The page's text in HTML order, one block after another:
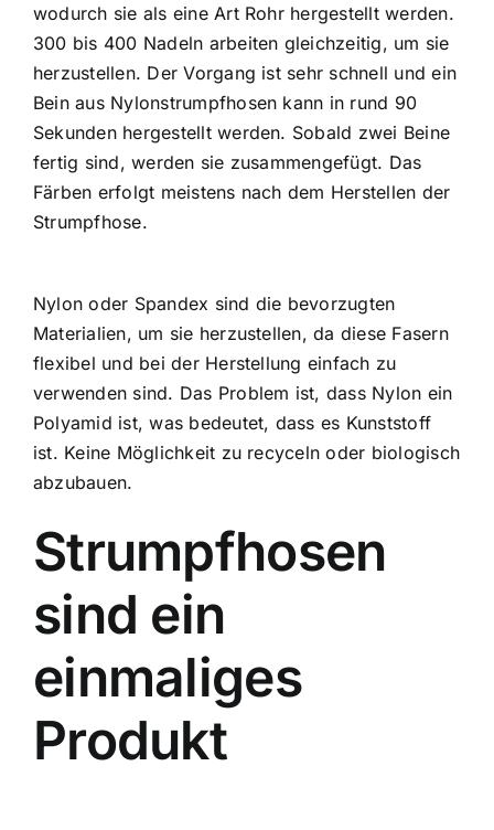
wodurch sie als eine Art Rohr hergestellt werden.
300 bis 400 Nadeln arbeiten gleichzeitig, um sie
herzustellen. Der Vorgang ist sehr schnell und ein
Bein aus Nylonstrumpfhosen kann in rund 90
Sekunden hergestellt werden. Sobald zwei Beine
fertig sind, werden sie zusammengefügt. Das
Färben erfolgt meistens nach dem Herstellen der
Strumpfhose.
Nylon oder Spandex sind die bevorzugten
Materialien, um sie herzustellen, da diese Fasern
flexibel und bei der Herstellung einfach zu
verwenden sind. Das Problem ist, dass Nylon ein
Polyamid ist, was bedeutet, dass es Kunststoff
ist. Keine Möglichkeit zu recyceln oder biologisch
abzubauen.
Strumpfhosen
sind ein
einmaliges
Produkt